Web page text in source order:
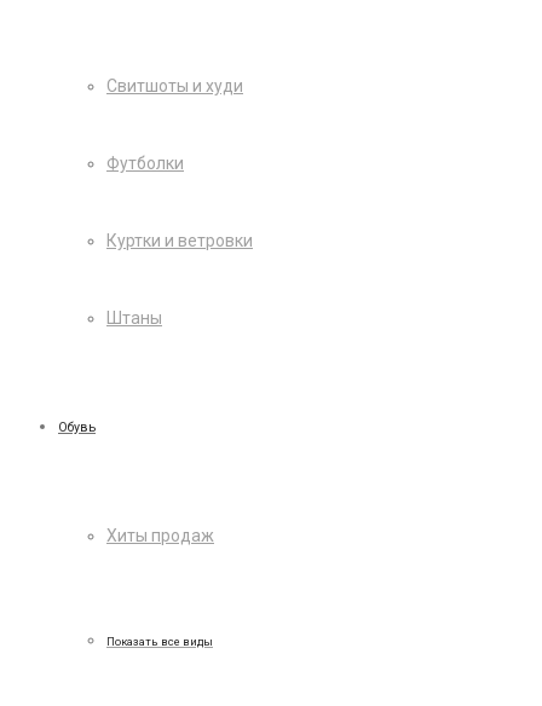
Свитшоты и худи
Футболки
Куртки и ветровки
Штаны
Обувь
Хиты продаж
Показать все виды